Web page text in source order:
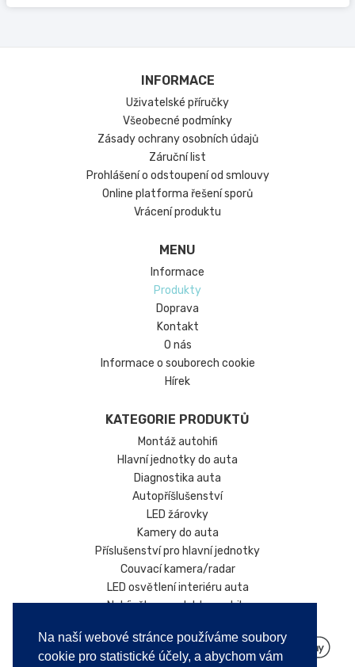
Na naší webové stránce používáme soubory
cookie pro statistické účely, a abychom vám
INFORMACE
Uživatelské příručky
Všeobecné podmínky
Zásady ochrany osobních údajů
Záruční list
Prohlášení o odstoupení od smlouvy
Online platforma řešení sporů
Vrácení produktu
MENU
Informace
Produkty
Doprava
Kontakt
O nás
Informace o souborech cookie
Hírek
KATEGORIE PRODUKTŮ
Montáž autohifi
Hlavní jednotky do auta
Diagnostika auta
Autopříšlušenství
LED žárovky
Kamery do auta
Příslušenství pro hlavní jednotky
Couvací kamera/radar
LED osvětlení interiéru auta
Nabíječky pro elektromobily